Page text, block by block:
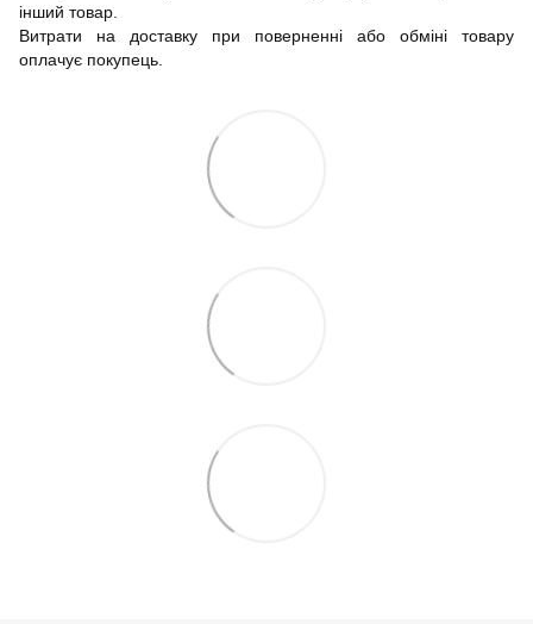
інший товар.
Витрати на доставку при поверненні або обміні товару
оплачує покупець.